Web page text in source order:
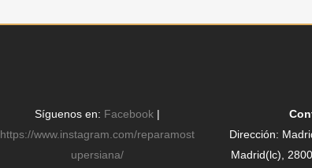
Síguenos en: Facebook|
https://www.instagram.com/reparamost
upersiana/
Dirección:
Madrid(lc),